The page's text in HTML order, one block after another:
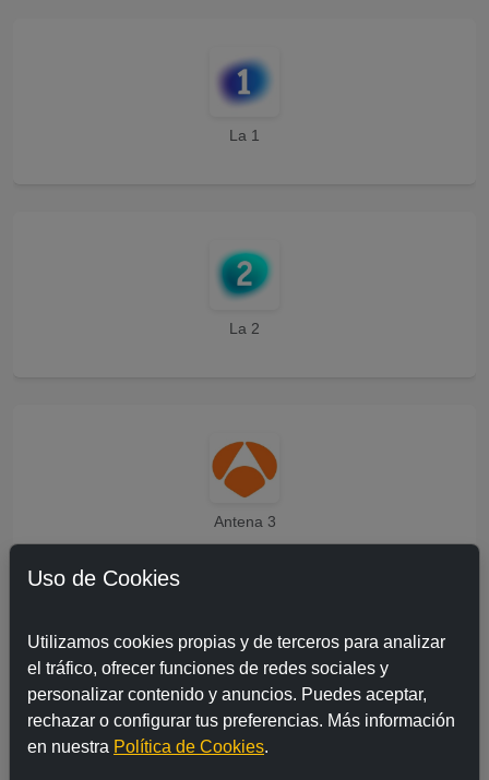
La 1
La 2
Antena 3
Cuatro
Uso de Cookies
Utilizamos cookies propias y de terceros para analizar
el tráfico, ofrecer funciones de redes sociales y
personalizar contenido y anuncios. Puedes aceptar,
rechazar o configurar tus preferencias. Más información
en nuestra Política de Cookies.